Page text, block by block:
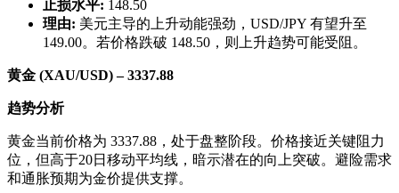
止损水平: 148.50
理由: 美元主导的上升动能强劲，USD/JPY 有望升至
149.00。若价格跌破 148.50，则上升趋势可能受阻。
黄金 (XAU/USD) – 3337.88
趋势分析
黄金当前价格为 3337.88，处于盘整阶段。价格接近关键阻力
位，但高于20日移动平均线，暗示潜在的向上突破。避险需求
和通胀预期为金价提供支撑。